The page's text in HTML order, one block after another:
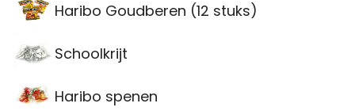
Haribo Goudberen (12 stuks)
Schoolkrijt
Haribo spenen